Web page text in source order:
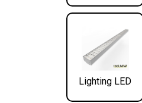
Lighting LED